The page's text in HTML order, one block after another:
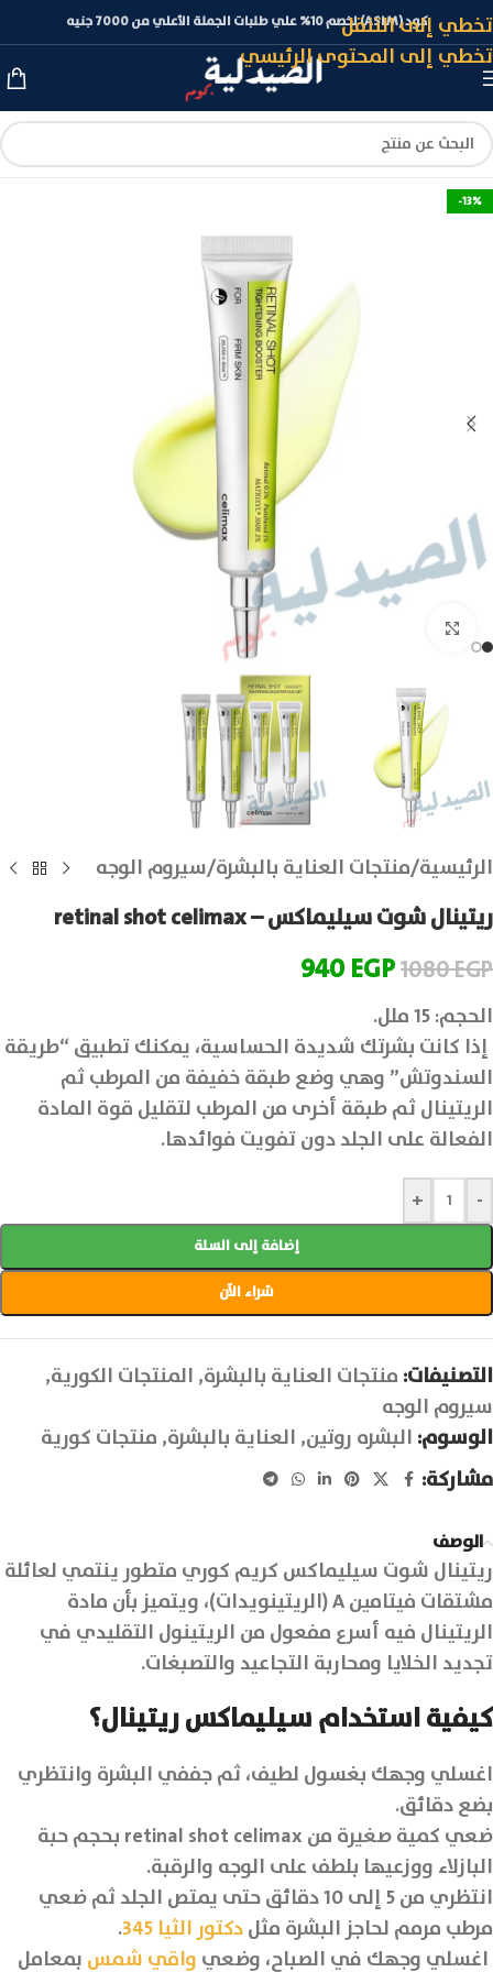
تخطي إلى التنقل
تخطي إلى المحتوى الرئيسي
كود (ASLM) لخصم 10% علي طلبات الجملة الأعلي من 7000 جنيه
-13%
الرئيسية/منتجات العناية بالبشرة/سيروم الوجه
ريتينال شوت سيليماكس – retinal shot celimax
1080EGP
940EGP
الحجم: 15 ملل.
إذا كانت بشرتك شديدة الحساسية، يمكنك تطبيق “طريقة
السندوتش” وهي وضع طبقة خفيفة من المرطب ثم
الريتينال ثم طبقة أخرى من المرطب لتقليل قوة المادة
الفعالة على الجلد دون تفويت فوائدها.
-
+
إضافة إلى السلة
شراء الآن
التصنيفات: منتجات العناية بالبشرة, المنتجات الكورية,
سيروم الوجه
الوسوم: البشره روتين, العناية بالبشرة, منتجات كورية
مشاركة:
الوصف
ريتينال شوت سيليماكس كريم كوري متطور ينتمي لعائلة
مشتقات فيتامين A (الريتينويدات)، ويتميز بأن مادة
الريتينال فيه أسرع مفعول من الريتينول التقليدي في
تجديد الخلايا ومحاربة التجاعيد والتصبغات.
كيفية استخدام سيليماكس ريتينال؟
اغسلي وجهك بغسول لطيف، ثم جففي البشرة وانتظري
بضع دقائق.
ضعي كمية صغيرة من retinal shot celimax بحجم حبة
البازلاء ووزعيها بلطف على الوجه والرقبة.
انتظري من 5 إلى 10 دقائق حتى يمتص الجلد ثم ضعي
مرطب مرمم لحاجز البشرة مثلدكتور الثيا 345
.
اغسلي وجهك في الصباح، وضعي واقي شمس بمعامل